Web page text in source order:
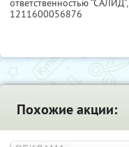
ответственностью “САЛИД”,
1211600056876
Похожие акции: